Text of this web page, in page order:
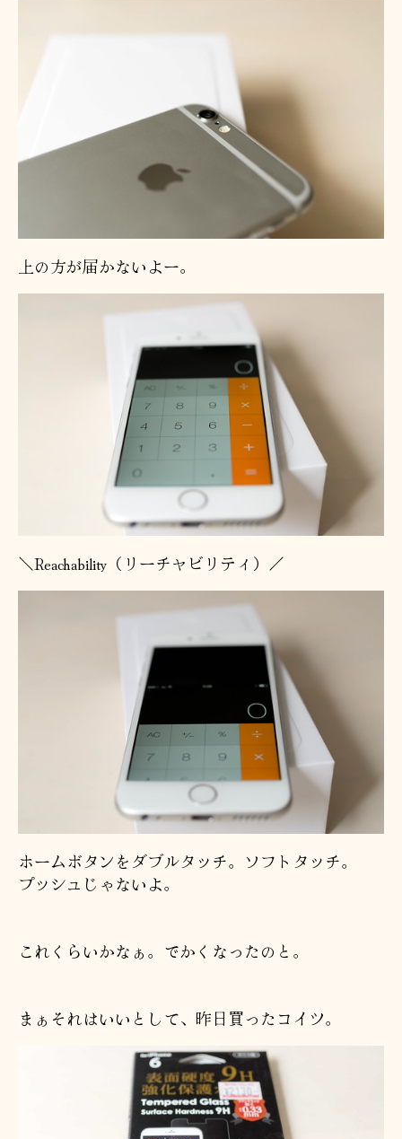
上の方が届かないよー。
＼Reachability（リーチャビリティ）／
ホームボタンをダブルタッチ。ソフトタッチ。
プッシュじゃないよ。
これくらいかなぁ。でかくなったのと。
まぁそれはいいとして、昨日買ったコイツ。